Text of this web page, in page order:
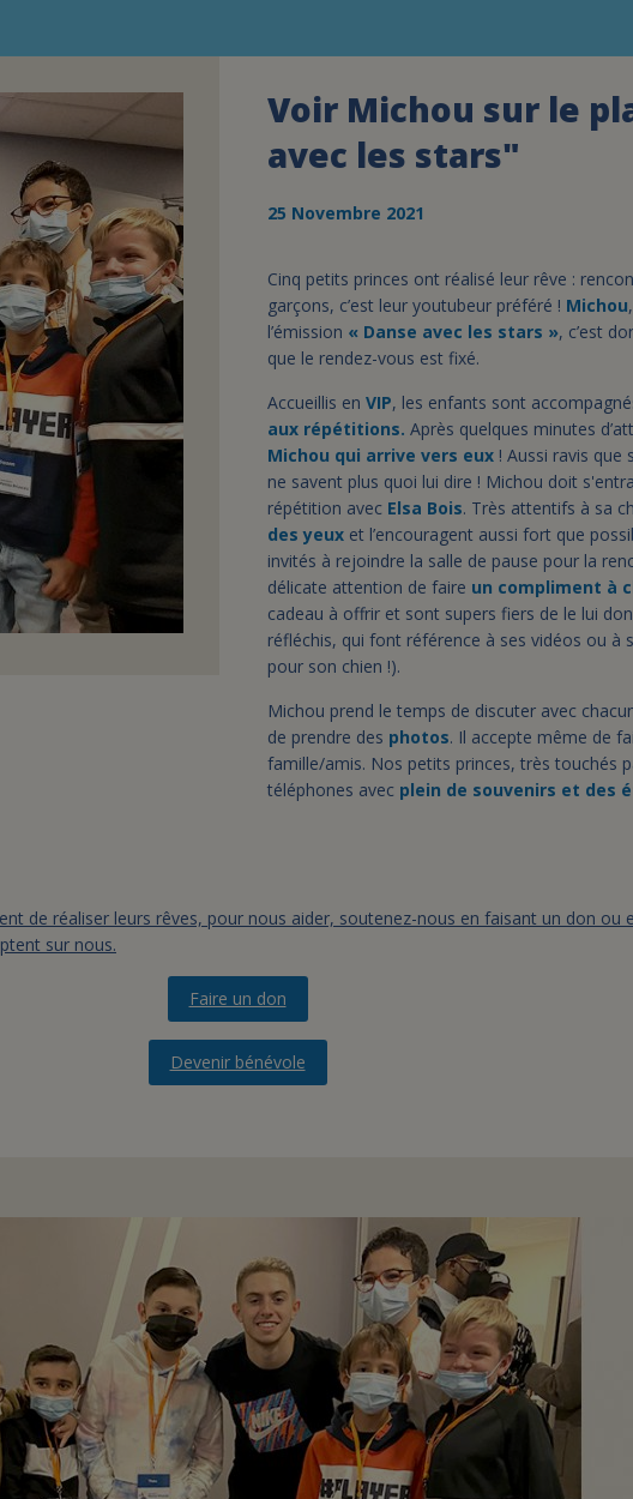
Voir Michou sur le
avec les stars"
25 Novembre 2021
Cinq petits princes ont réalisé leur rêve :
garçons, c’est leur youtubeur préféré ! Michou
l’émission « Danse avec les stars », c’est
que le rendez-vous est fixé.
Accueillis en VIP, les enfants sont
aux répétitions. Après quelques minutes
Michou qui arrive vers eux ! Aussi ravis que
ne savent plus quoi lui dire ! Michou doit
répétition avec Elsa Bois. Très attentifs à sa
des yeux et l’encouragent aussi fort que
invités à rejoindre la salle de pause pour la
délicate attention de faire un compliment à
cadeau à offrir et sont supers fiers de le lui
réfléchis, qui font référence à ses vidéos ou à
pour son chien !).
Michou prend le temps de discuter avec
de prendre des photos. Il accepte même de
famille/amis. Nos petits princes, très touchés
téléphones avec plein de souvenirs et des
de réaliser leurs rêves, pour nous aider, soutenez-nous en faisant un don ou
sur nous.
Faire un don
Devenir bénévole